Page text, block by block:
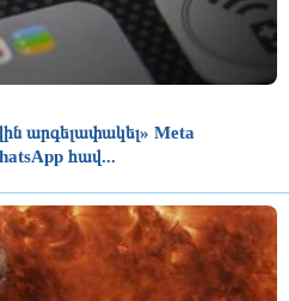
արգելափակել» Meta
հավ...